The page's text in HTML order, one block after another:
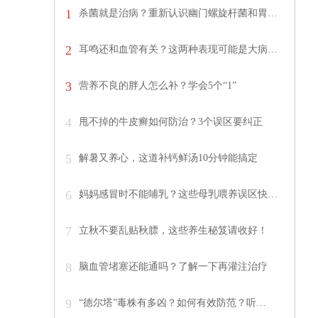
1 杀菌就是治病？重新认识幽门螺旋杆菌和胃…
2 耳鸣还和血管有关？这两种表现可能是大病…
3 营养不良的胖人怎么补？学会5个“1”
4 甩不掉的牛皮癣如何防治？3个误区要纠正
5 解暑又养心，这道补钙鲜汤10分钟能搞定
6 妈妈感冒时不能哺乳？这些母乳喂养误区快…
7 立秋不要乱贴秋膘，这些养生秘笈请收好！
8 脑血管堵塞还能通吗？了解一下再灌注治疗
9 “德尔塔”毒株有多凶？如何有效防范？听…